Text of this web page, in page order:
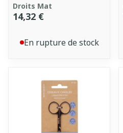
Droits Mat
14,32 €
En rupture de stock